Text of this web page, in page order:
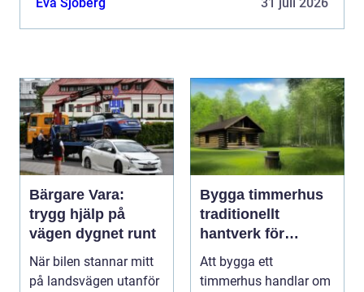
Eva Sjöberg 31 juli 2026
Bärgare Vara:
trygg hjälp på
vägen dygnet runt
När bilen stannar mitt
på landsvägen utanför
Bygga timmerhus
traditionellt
hantverk för
moderna behov
Att bygga ett
timmerhus handlar om